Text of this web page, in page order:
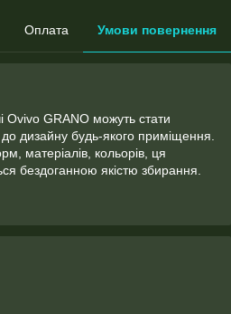
Оплата Умови повернення
Ovivo GRANO можуть стати
дизайну будь-якого приміщення.
матеріалів, кольорів, ця
бездоганною якістю збирання.